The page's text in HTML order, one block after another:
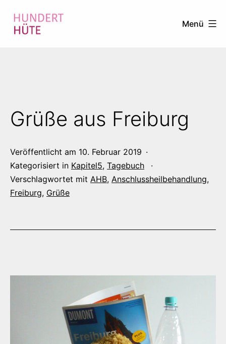
Inhalt
Menü
Grüße aus Freiburg
Veröffentlicht am 10. Februar 2019
Kategorisiert in Kapitel5, Tagebuch
Verschlagwortet mit AHB, Anschlussheilbehandlung,
Freiburg, Grüße